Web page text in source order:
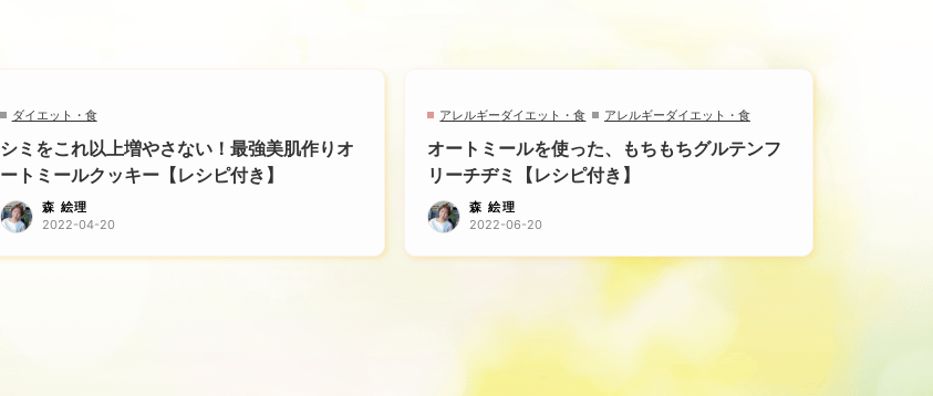
ダイエット・食
シミをこれ以上増やさない！最強美肌作りオ
ートミールクッキー【レシピ付き】
森 絵理
2022-04-20
アレルギーダイエット・食 アレルギーダイエット・食
オートミールを使った、もちもちグルテンフ
リーチヂミ【レシピ付き】
森 絵理
2022-06-20